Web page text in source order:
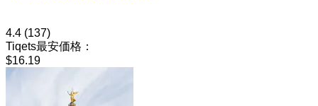
4.4 (137)
Tiqets最安価格：
$16.19